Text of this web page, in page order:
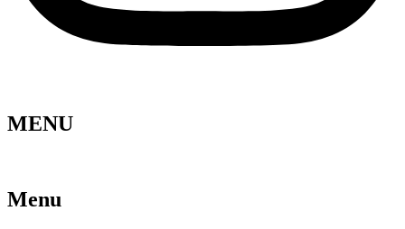
MENU
Menu